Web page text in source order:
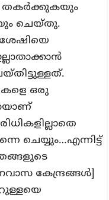
തകര്‍ക്കുകയും
ചെയ്തു.
ഒരു
ചെയ്യും…എന്നിട്ട്
കേന്ദ്രങ്ങള്‍]